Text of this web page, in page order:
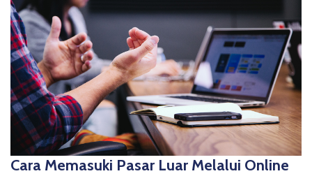
Cara Memasuki Pasar Luar Melalui Online